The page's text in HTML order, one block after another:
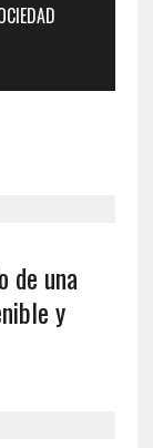
de una
y